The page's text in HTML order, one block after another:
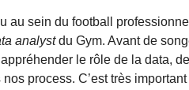
au sein du football
analystdu Gym. Avant de
le rôle de la data,
process. C’est très